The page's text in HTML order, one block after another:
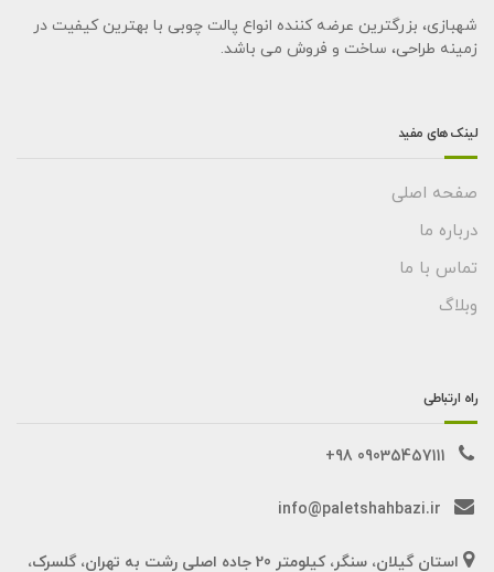
شهبازی، بزرگترین عرضه کننده انواع پالت چوبی با بهترین کیفیت در
زمینه طراحی، ساخت و فروش می باشد.
لینک های مفید
صفحه اصلی
درباره ما
تماس با ما
وبلاگ
راه ارتباطی
09035457111 98+
info@paletshahbazi.ir
استان گیلان، سنگر، کیلومتر 20 جاده اصلی رشت به تهران، گلسرک،